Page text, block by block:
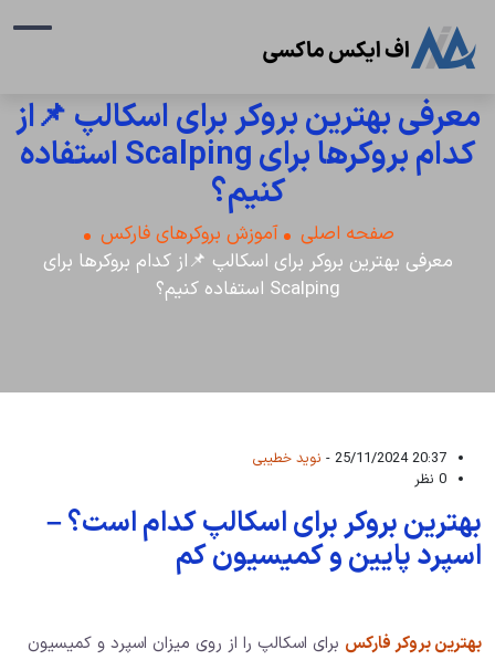
معرفی بهترین بروکر برای اسکالپ 📌از
کدام بروکرها برای Scalping استفاده
کنیم؟
صفحه اصلی
آموزش بروکرهای فارکس
معرفی بهترین بروکر برای اسکالپ 📌از کدام بروکرها برای
Scalping استفاده کنیم؟
20:37 25/11/2024 -
نوید خطیبی
0 نظر
بهترین بروکر برای اسکالپ کدام است؟ –
اسپرد پایین و کمیسیون کم
بهترین بروکر فارکس برای اسکالپ را از روی میزان اسپرد و کمیسیون